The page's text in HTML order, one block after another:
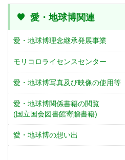
愛・地球博関連
愛・地球博理念継承発展事業
モリコロライセンスセンター
愛・地球博写真及び映像の使用等
愛・地球博関係書籍の閲覧
(国立国会図書館寄贈書籍)
愛・地球博の想い出